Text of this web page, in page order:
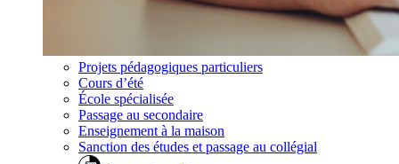
Projets pédagogiques particuliers
Cours d’été
École spécialisée
Passage au secondaire
Enseignement à la maison
Sanction des études et passage au collégial